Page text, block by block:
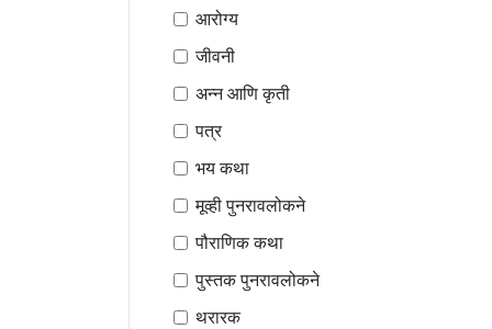
आरोग्य
जीवनी
अन्न आणि कृती
पत्र
भय कथा
मूव्ही पुनरावलोकने
पौराणिक कथा
पुस्तक पुनरावलोकने
थरारक